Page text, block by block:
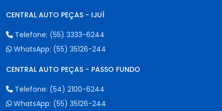
CENTRAL AUTO PEÇAS - IJUÍ
Telefone: (55) 3333-6244
WhatsApp: (55) 35126-244
CENTRAL AUTO PEÇAS - PASSO FUNDO
Telefone: (54) 2100-6244
WhatsApp: (55) 35126-244